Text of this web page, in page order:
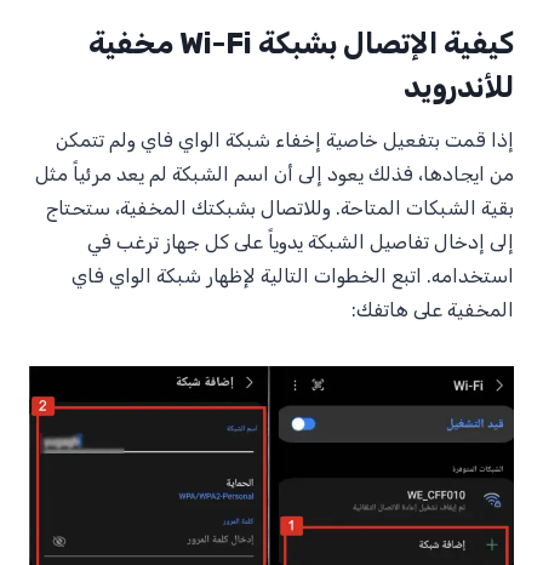
كيفية الإتصال بشبكة Wi-Fi مخفية
للأندرويد
إذا قمت بتفعيل خاصية إخفاء شبكة الواي فاي ولم تتمكن
من ايجادها، فذلك يعود إلى أن اسم الشبكة لم يعد مرئياً مثل
بقية الشبكات المتاحة. وللاتصال بشبكتك المخفية، ستحتاج
إلى إدخال تفاصيل الشبكة يدوياً على كل جهاز ترغب في
استخدامه. اتبع الخطوات التالية لإظهار شبكة الواي فاي
المخفية على هاتفك: